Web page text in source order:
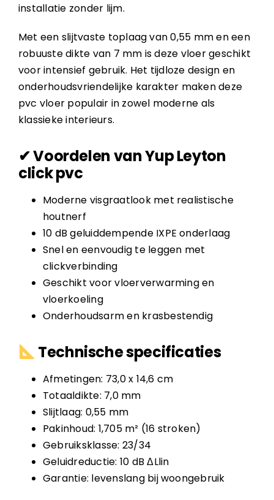
installatie zonder lijm.
Met een slijtvaste toplaag van 0,55 mm en een
robuuste dikte van 7 mm is deze vloer geschikt
voor intensief gebruik. Het tijdloze design en
onderhoudsvriendelijke karakter maken deze
pvc vloer populair in zowel moderne als
klassieke interieurs.
✔ Voordelen van Yup Leyton
click pvc
Moderne visgraatlook met realistische
houtnerf
10 dB geluiddempende IXPE onderlaag
Snel en eenvoudig te leggen met
clickverbinding
Geschikt voor vloerverwarming en
vloerkoeling
Onderhoudsarm en krasbestendig
Technische specificaties
Afmetingen: 73,0 x 14,6 cm
Totaaldikte: 7,0 mm
Slijtlaag: 0,55 mm
Pakinhoud: 1,705 m² (16 stroken)
Gebruiksklasse: 23/34
Geluidreductie: 10 dB ΔLlin
Garantie: levenslang bij woongebruik